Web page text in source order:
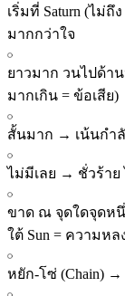
เริ่มที่ Saturn (ไม่ถึง
มากกว่าใจ
ยาวมาก วนไปด้า
มากเกิน = ข้อเสีย)
สั้นมาก → เน้นกำ
ไม่มีเลย → ชั่วร้าย
ขาด ณ จุดใดจุดห
ใต้ Sun = ความหล
หยัก-โซ่ (Chain) →